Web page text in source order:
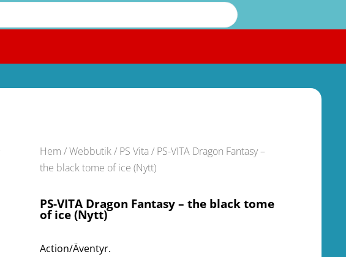
Hem /Webbutik/ PS Vita / PS-VITA Dragon Fantasy –
the black tome of ice (Nytt)
PS-VITA Dragon Fantasy – the black tome
of ice (Nytt)
Action/Äventyr.